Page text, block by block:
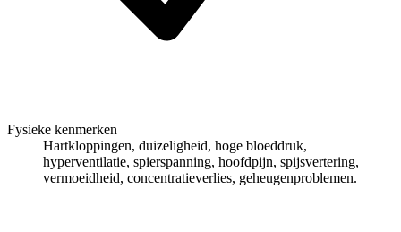
Fysieke kenmerken
Hartkloppingen, duizeligheid, hoge bloeddruk,
hyperventilatie, spierspanning, hoofdpijn, spijsvertering,
vermoeidheid, concentratieverlies, geheugenproblemen.